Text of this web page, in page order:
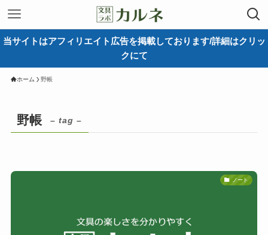
当サイトはアフィリエイト広告を掲載しております/詳細はクリッ
クにて
ホーム 野帳
野帳 – tag –
ノート